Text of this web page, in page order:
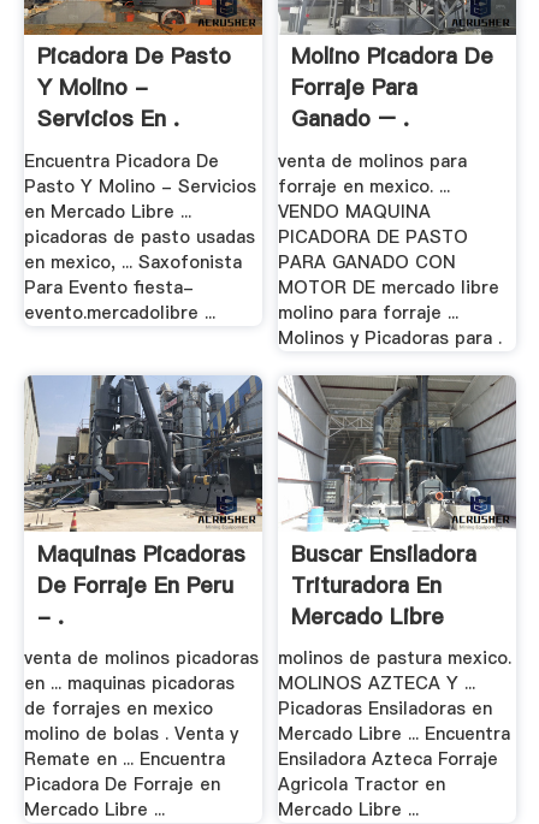
Picadora De Pasto
Y Molino -
Servicios En .
Encuentra Picadora De
Pasto Y Molino - Servicios
en Mercado Libre ...
picadoras de pasto usadas
en mexico, ... Saxofonista
Para Evento fiesta-
evento.mercadolibre ...
Molino Picadora De
Forraje Para
Ganado – .
venta de molinos para
forraje en mexico. ...
VENDO MAQUINA
PICADORA DE PASTO
PARA GANADO CON
MOTOR DE mercado libre
molino para forraje ...
Molinos y Picadoras para .
Maquinas Picadoras
De Forraje En Peru
- .
venta de molinos picadoras
en ... maquinas picadoras
de forrajes en mexico
molino de bolas . Venta y
Remate en ... Encuentra
Picadora De Forraje en
Mercado Libre ...
Buscar Ensiladora
Trituradora En
Mercado Libre
molinos de pastura mexico.
MOLINOS AZTECA Y ...
Picadoras Ensiladoras en
Mercado Libre ... Encuentra
Ensiladora Azteca Forraje
Agricola Tractor en
Mercado Libre ...